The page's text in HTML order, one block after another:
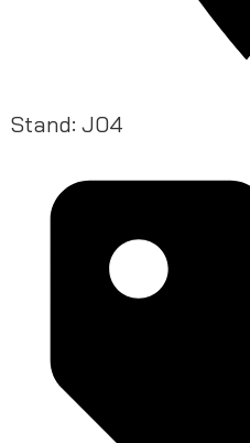
Stand: J04